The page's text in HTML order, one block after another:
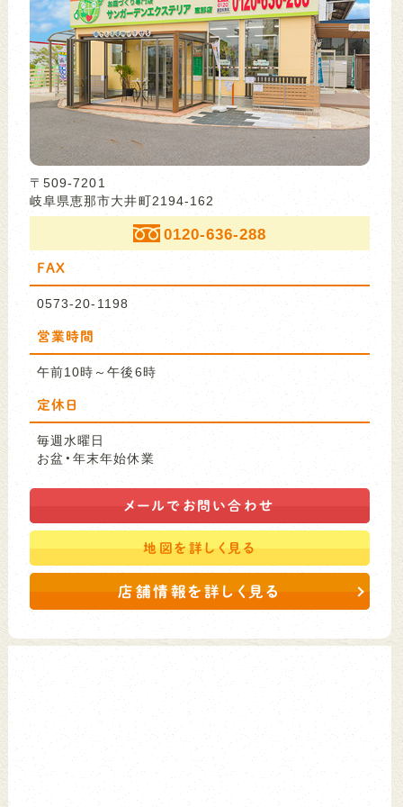
〒509-7201
岐阜県恵那市大井町2194-162
0120-636-288
FAX
0573-20-1198
営業時間
午前10時～午後6時
定休日
毎週水曜日
お盆・年末年始休業
メールで お問い合わせ
地図を詳しく見る
店舗情報を詳しく見る